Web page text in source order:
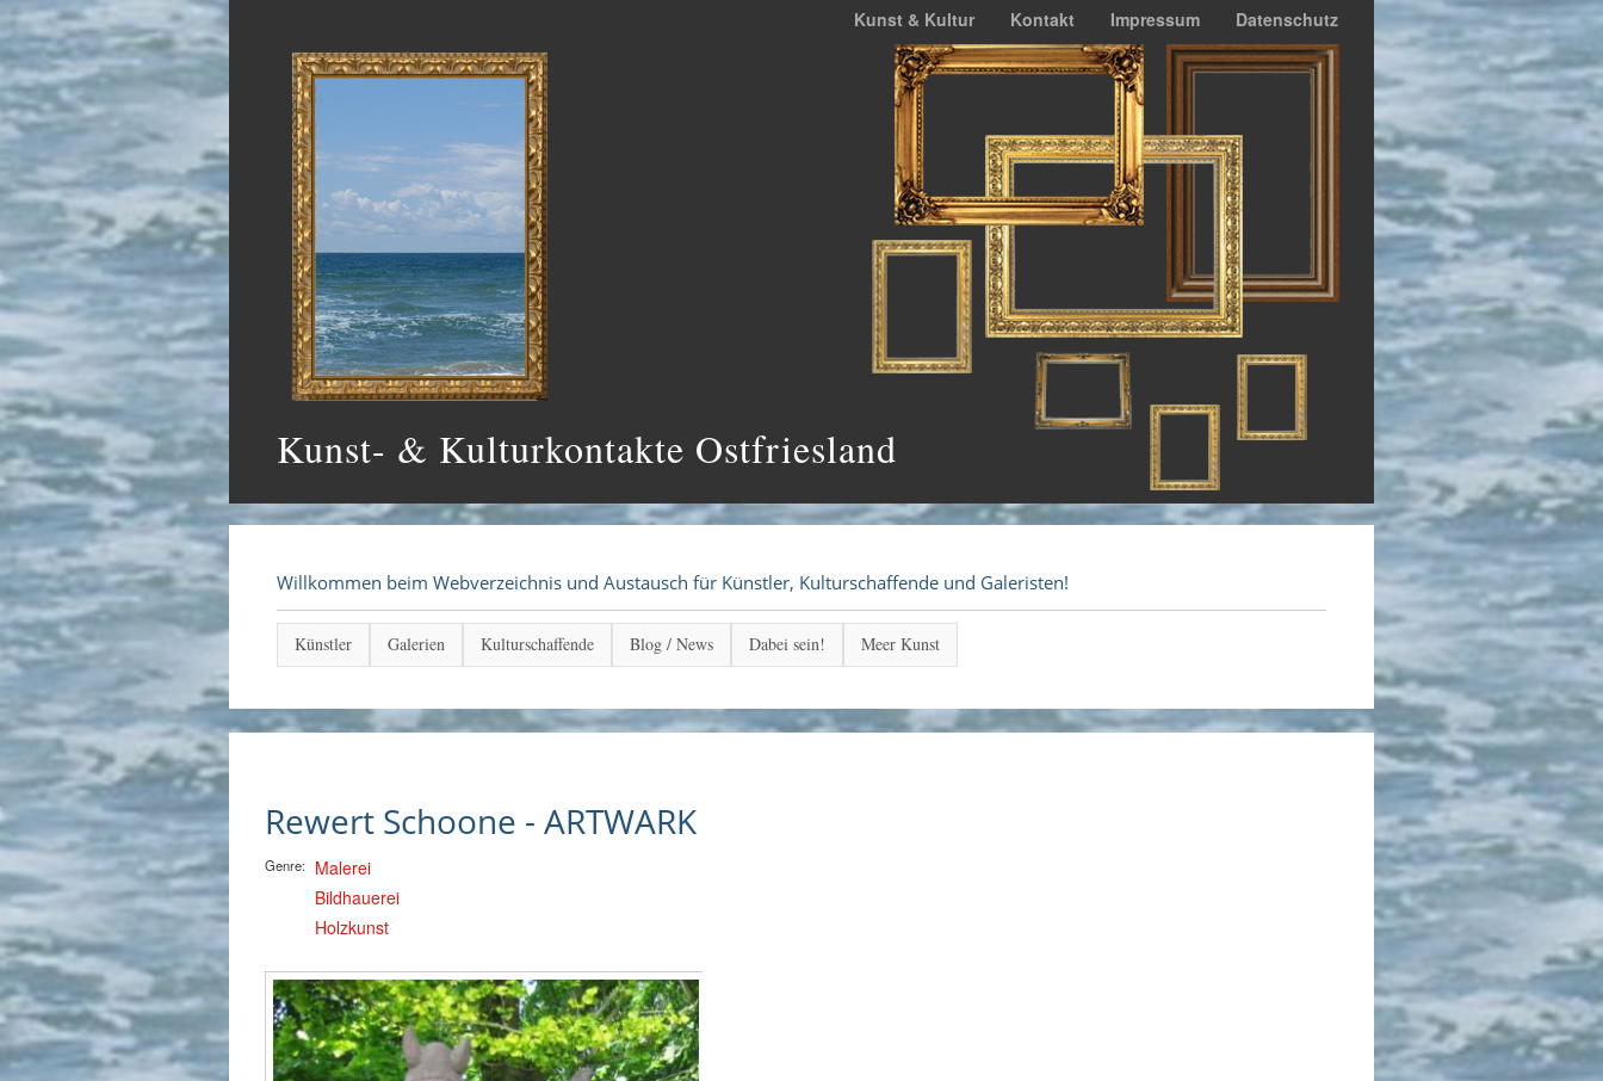
Kunst- & Kulturkontakte Ostfriesland
Kunst & Kultur Kontakt Impressum Datenschutz
Willkommen beim Webverzeichnis und Austausch für Künstler, Kulturschaffende und Galeristen!
Künstler Galerien Kulturschaffende Blog / News Dabei sein! Meer Kunst
Rewert Schoone - ARTWARK
Genre: Malerei
Bildhauerei
Holzkunst